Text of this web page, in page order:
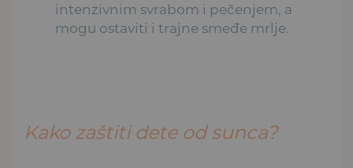
intenzivnim svrabom i pečenjem, a
mogu ostaviti i trajne smeđe mrlje.
Kako zaštiti dete od sunca?